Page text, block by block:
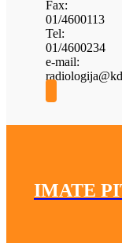
Fax:
01/4600113
Tel:
01/4600234
e-mail:
IMATE